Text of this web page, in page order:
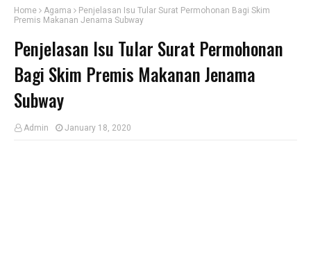
Home Agama
Penjelasan Isu Tular Surat Permohonan Bagi Skim
Premis Makanan Jenama Subway
Penjelasan Isu Tular Surat Permohonan
Bagi Skim Premis Makanan Jenama
Subway
Admin January 18, 2020